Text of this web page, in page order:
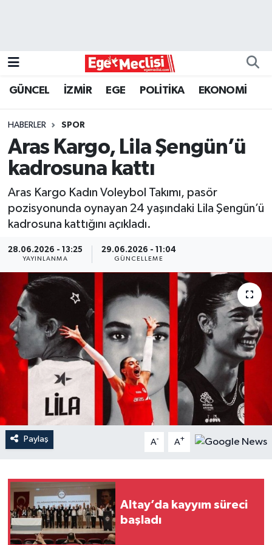
GÜNCEL İZMİR EGE POLİTİKA EKONOMİ
HABERLER SPOR
Aras Kargo, Lila Şengün’ü
kadrosuna kattı
Aras Kargo Kadın Voleybol Takımı, pasör
pozisyonunda oynayan 24 yaşındaki Lila Şengün’ü
kadrosuna kattığını açıkladı.
28.06.2026 - 13:25
YAYINLANMA
29.06.2026 - 11:04
GÜNCELLEME
Paylaş A- A+
Altay’da kayyım süreci
başladı
GÜNCEL
İZMİR
ÖZEL HABER
POLİTİKA
Programlar
SPOR
YAŞAM